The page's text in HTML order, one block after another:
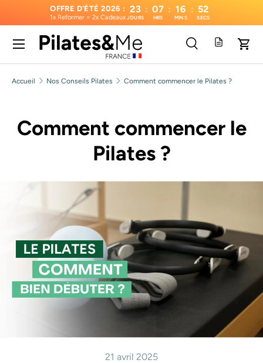
Aller au contenu
OFFRE D'ÉTÉ 2026 :
1x Reformer = 2x Cadeaux
23
JOURS
: 07
HRS
: 16
MINS
: 51
SECS
Recherche
Type de produit
Recherche
Menu
Accueil Nos Conseils Pilates Comment commencer le Pilates ?
Comment commencer le
Pilates ?
21 avril 2025